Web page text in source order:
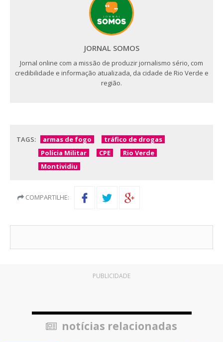
JORNAL SOMOS
Jornal online com a missão de produzir jornalismo sério, com
credibilidade e informação atualizada, da cidade de Rio Verde e
região.
TAGS: armas de fogo
tráfico de drogas
Polícia Militar
CPE
Rio Verde
Montividiu
COMPARTILHE:
PUBLICIDADE
notícias relacionadas